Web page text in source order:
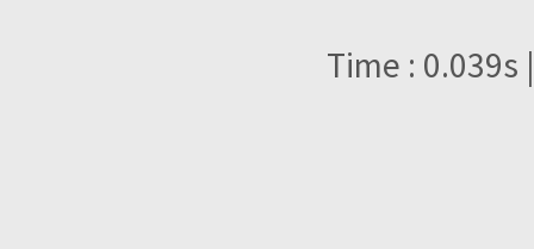
Time : 0.039s